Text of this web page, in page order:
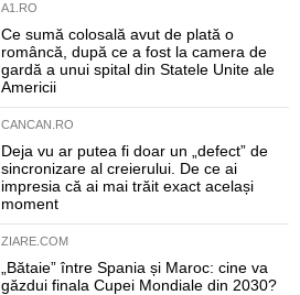
A1.RO
Ce sumă colosală avut de plată o
româncă, după ce a fost la camera de
gardă a unui spital din Statele Unite ale
Americii
CANCAN.RO
Deja vu ar putea fi doar un „defect” de
sincronizare al creierului. De ce ai
impresia că ai mai trăit exact același
moment
ZIARE.COM
„Bătaie” între Spania și Maroc: cine va
găzdui finala Cupei Mondiale din 2030?